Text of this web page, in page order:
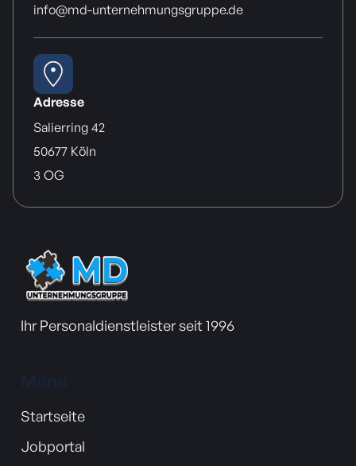
info@md-unternehmungsgruppe.de
Adresse
Salierring 42
50677 Köln
3 OG
Ihr Personaldienstleister seit 1996
Startseite
Jobportal